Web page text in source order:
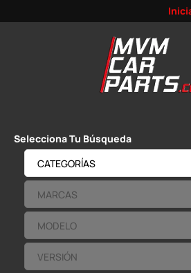
Selecciona Tu Búsqueda